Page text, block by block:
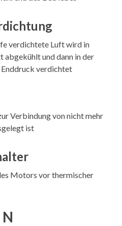
verdichtete Luft wird in
abgekühlt und dann in der
verdichtet
Verbindung von nicht mehr
ist
Motors vor thermischer
N